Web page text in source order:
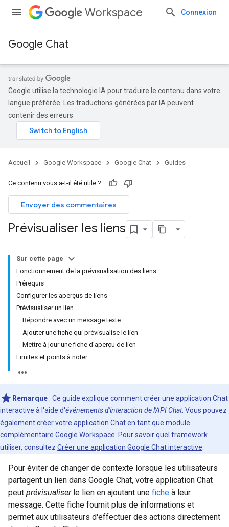
Workspace Connexion
Google Chat
Google utilise la technologie IA pour traduire le contenu dans votre
langue préférée. Les traductions générées par IA peuvent
contenir des erreurs.
Accueil Google Workspace Google Chat Guides
Ce contenu vous a-t-il été utile ?
Envoyer des commentaires
Prévisualiser les liens
Sur cette page
Fonctionnement de la prévisualisation des liens
Prérequis
Configurer les aperçus de liens
Prévisualiser un lien
Répondre avec un message texte
Ajouter une fiche qui prévisualise le lien
Mettre à jour une fiche d'aperçu de lien
Limites et points à noter
Remarque : Ce guide explique comment créer une application Chat
interactive à l'aide d'événements d'interaction de l'API Chat. Vous pouvez
également créer votre application Chat en tant que module
complémentaire Google Workspace. Pour savoir quel framework
utiliser, consultez Créer une application Google Chat interactive
Pour éviter de changer de contexte lorsque les utilisateurs
partagent un lien dans Google Chat, votre application Chat
peut prévisualiserle lien en ajoutant une fiche à leur
message. Cette fiche fournit plus de informations et
permet aux utilisateurs d'effectuer des actions directement